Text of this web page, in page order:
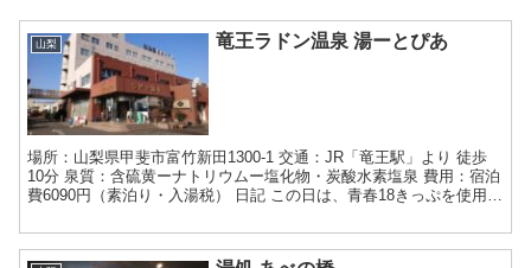
山梨 竜王ラドン温泉 湯ーとぴあ
場所：山梨県甲斐市富竹新田1300-1 交通：JR「竜王駅」より 徒歩
10分 泉質：含硫黄ーナトリウムー塩化物・炭酸水素塩泉 費用：宿泊
費6090円（素泊り・入湯税） 日記 この日は、青春18きっぷを使用し